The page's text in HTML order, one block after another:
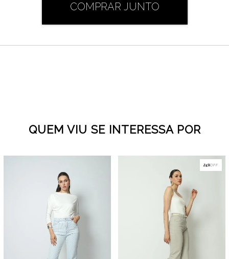
COMPRAR JUNTO
QUEM VIU SE INTERESSA POR
24%OFF